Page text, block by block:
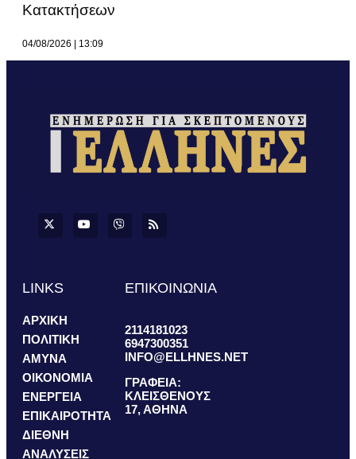
Κατακτήσεων
04/08/2026 13:09
LINKS
ΑΡΧΙΚΗ
ΠΟΛΙΤΙΚΗ
ΑΜΥΝΑ
ΟΙΚΟΝΟΜΙΑ
ΕΝΕΡΓΕΙΑ
ΕΠΙΚΑΙΡΟΤΗΤΑ
ΔΙΕΘΝΗ
ΑΝΑΛΥΣΕΙΣ
ΕΠΙΚΟΙΝΩΝΙΑ
2114181023
6947300351
INFO@ELLHNES.NET
ΓΡΑΦΕΙΑ:
ΚΛΕΙΣΘΕΝΟΥΣ
17, ΑΘΗΝΑ